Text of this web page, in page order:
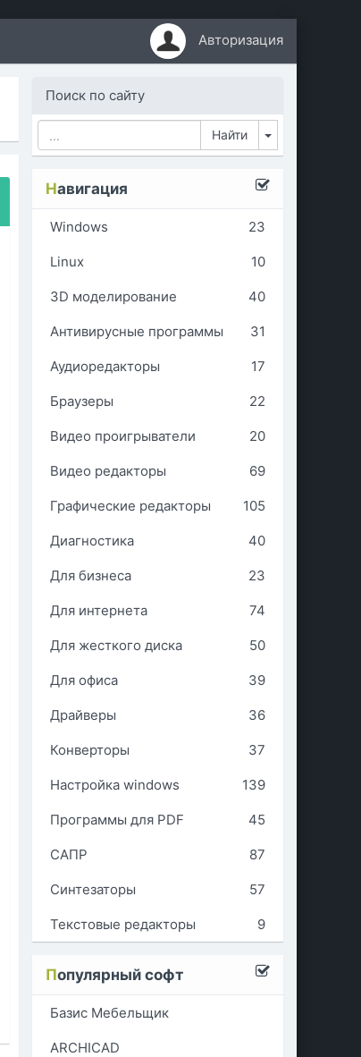
Авторизация
Поиск по сайту
Toggle
Навигация
Windows 23
Linux 10
3D моделирование 40
Антивирусные программы 31
Аудиоредакторы 17
Браузеры 22
Видео проигрыватели 20
Видео редакторы 69
Графические редакторы 105
Диагностика 40
Для бизнеса 23
Для интернета 74
Для жесткого диска 50
Для офиса 39
Драйверы 36
Конверторы 37
Настройка windows 139
Программы для PDF 45
САПР 87
Синтезаторы 57
Текстовые редакторы 9
Популярный софт
Базис Мебельщик
ARCHICAD